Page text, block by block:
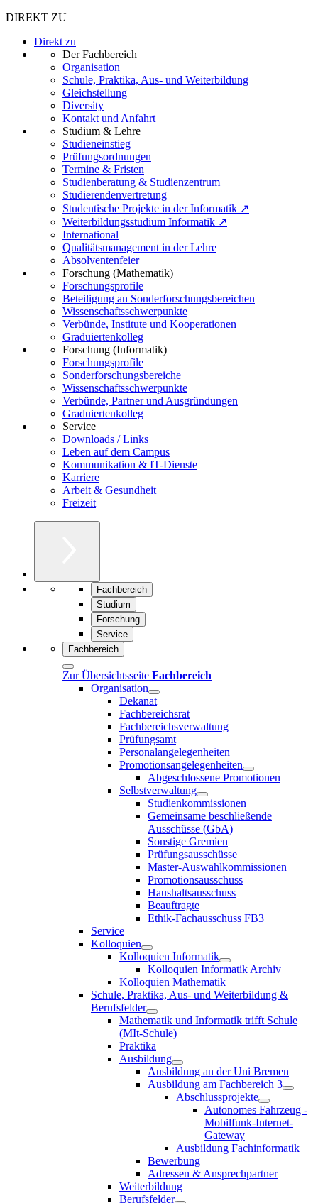
DIREKT ZU
Direkt zu
Der Fachbereich
Organisation
Schule, Praktika, Aus- und Weiterbildung
Gleichstellung
Diversity
Kontakt und Anfahrt
Studium & Lehre
Studieneinstieg
Prüfungsordnungen
Termine & Fristen
Studienberatung & Studienzentrum
Studierendenvertretung
Studentische Projekte in der Informatik ↗
Weiterbildungsstudium Informatik ↗
International
Qualitätsmanagement in der Lehre
Absolventenfeier
Forschung (Mathematik)
Forschungsprofile
Beteiligung an Sonderforschungsbereichen
Wissenschaftsschwerpunkte
Verbünde, Institute und Kooperationen
Graduiertenkolleg
Forschung (Informatik)
Forschungsprofile
Sonderforschungsbereiche
Wissenschaftsschwerpunkte
Verbünde, Partner und Ausgründungen
Graduiertenkolleg
Service
Downloads / Links
Leben auf dem Campus
Kommunikation & IT-Dienste
Karriere
Arbeit & Gesundheit
Freizeit
Fachbereich
Studium
Forschung
Service
Fachbereich
Zur Übersichtsseite Fachbereich
Organisation
Dekanat
Fachbereichsrat
Fachbereichsverwaltung
Prüfungsamt
Personalangelegenheiten
Promotionsangelegenheiten
Abgeschlossene Promotionen
Selbstverwaltung
Studienkommissionen
Gemeinsame beschließende
Ausschüsse (GbA)
Sonstige Gremien
Prüfungsausschüsse
Master-Auswahlkommissionen
Promotionsausschuss
Haushaltsausschuss
Beauftragte
Ethik-Fachausschuss FB3
Service
Kolloquien
Kolloquien Informatik
Kolloquien Informatik Archiv
Kolloquien Mathematik
Schule, Praktika, Aus- und Weiterbildung &
Berufsfelder
Mathematik und Informatik trifft Schule
(MIt-Schule)
Praktika
Ausbildung
Ausbildung an der Uni Bremen
Ausbildung am Fachbereich 3
Abschlussprojekte
Autonomes Fahrzeug -
Mobilfunk-Internet-
Gateway
Ausbildung Fachinformatik
Bewerbung
Adressen & Ansprechpartner
Weiterbildung
Berufsfelder